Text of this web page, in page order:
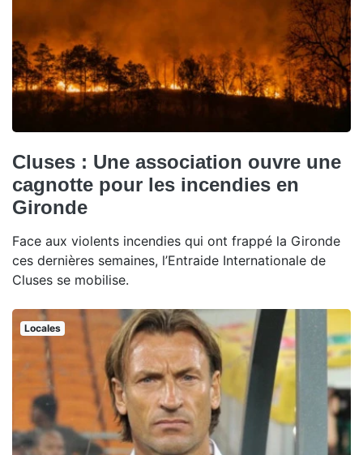
Cluses : Une association ouvre une
cagnotte pour les incendies en
Gironde
Face aux violents incendies qui ont frappé la Gironde
ces dernières semaines, l’Entraide Internationale de
Cluses se mobilise.
Locales